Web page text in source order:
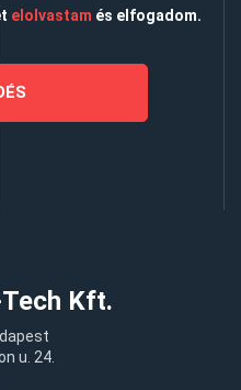
elolvastam és elfogadom.
Kft.
u. 24.